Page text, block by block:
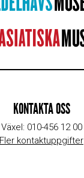
KONTAKTA OSS
Växel: 010-456 12 00
Fler kontaktuppgifter